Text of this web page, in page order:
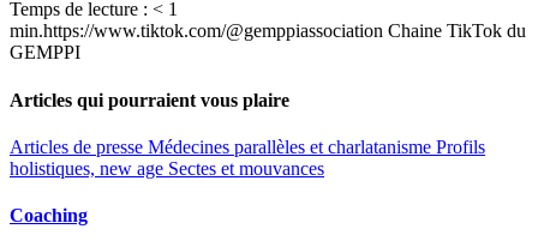
Temps de lecture : < 1
min.https://www.tiktok.com/@gemppiassociation Chaine TikTok du
GEMPPI
Articles qui pourraient vous plaire
Articles de presse Médecines parallèles et charlatanisme Profils
holistiques, new age Sectes et mouvances
Coaching